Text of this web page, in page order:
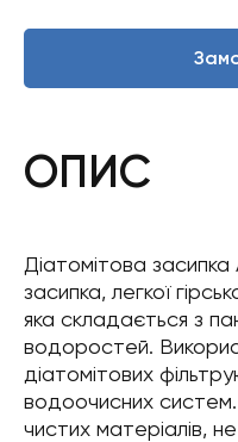
ОПИС
Діатомітова
засипка, легкої
яка складається з
водоростей.
діатомітових
водоочисних систем.
чистих матеріалів,